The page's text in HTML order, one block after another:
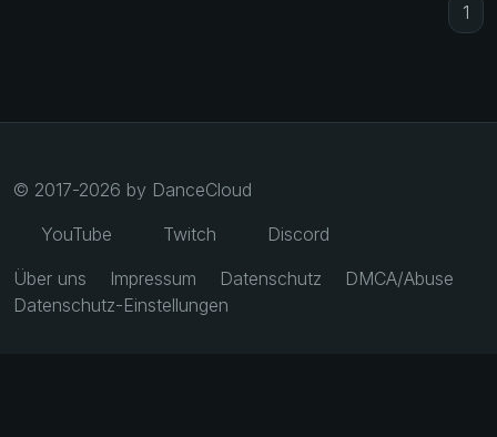
1
© 2017-2026 by DanceCloud
YouTube
Twitch
Discord
Über uns
Impressum Datenschutz
DMCA/Abuse
Datenschutz-Einstellungen